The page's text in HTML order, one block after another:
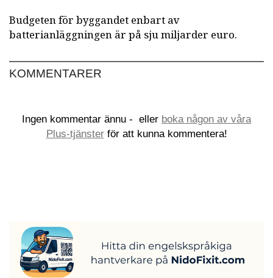
Budgeten för byggandet enbart av
batterianläggningen är på sju miljarder euro.
KOMMENTARER
Ingen kommentar ännu - eller boka någon av våra
Plus-tjänsterför att kunna kommentera!